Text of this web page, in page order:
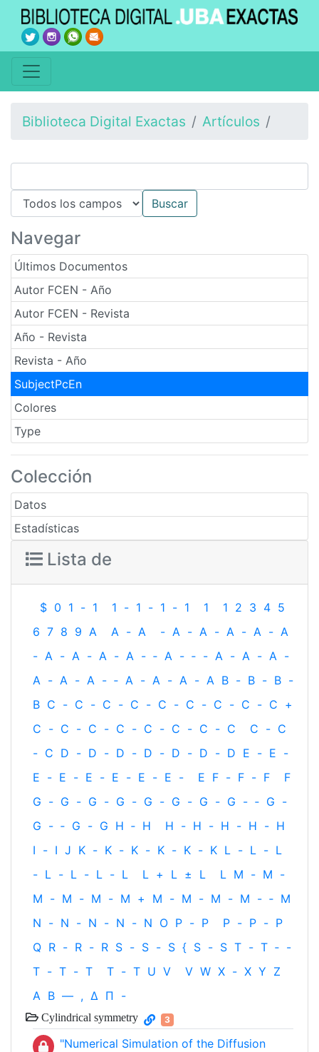
Biblioteca Digital Exactas Artículos
Navegar
Últimos Documentos
Autor FCEN - Año
Autor FCEN - Revista
Año - Revista
Revista - Año
SubjectPcEn
Colores
Type
Colección
Datos
Estadísticas
Lista de
$ 0 1 - 1 1 - 1 - 1 - 1 1 1 2 3 4 5
6 7 8 9 A A - A - A - A - A - A - A
- A - A - A - A - ‐ A - ‐ - A - A - A -
A - A - A - ‐ A - A - A - A B - B - B -
B C - C - C - C - C - C - C - C - C +
C - C - C - C - C - C - C - C C - C
- C D - D - D - D - D - D - D E - E -
E - E - E - E - E - E - E F - F - F
F
G - G - G - G - G - G - G - G - ‐ G -
G - ‐ G - G H ‐ H H - H - H - H - H
I - I J K - K - K - K - K - K L - L - L
- L - L - L - L L + L ± L L M - M -
M - M - M - M + M - M - M - M - ‐ M
N - N - N - N - N O P - P P - P - P
Q R - R - R S - S - S { S - S T - T ‐ -
T - T - T T - T U V V W X - X Y Z
Α Β — , Δ Π -
Cylindrical symmetry 3
"Numerical Simulation of the Diffusion